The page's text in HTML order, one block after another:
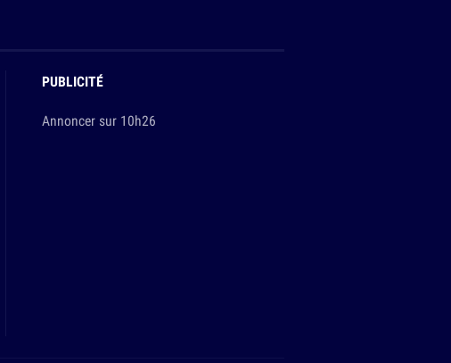
PUBLICITÉ
Annoncer sur 10h26